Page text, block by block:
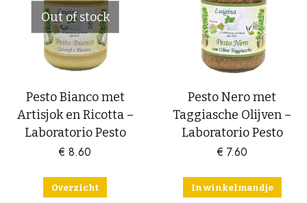
Out of stock
Pesto Bianco met
Artisjok en Ricotta –
Laboratorio Pesto
€ 8.60
Overzicht
Pesto Nero met
Taggiasche Olijven –
Laboratorio Pesto
€ 7.60
In winkelmandje